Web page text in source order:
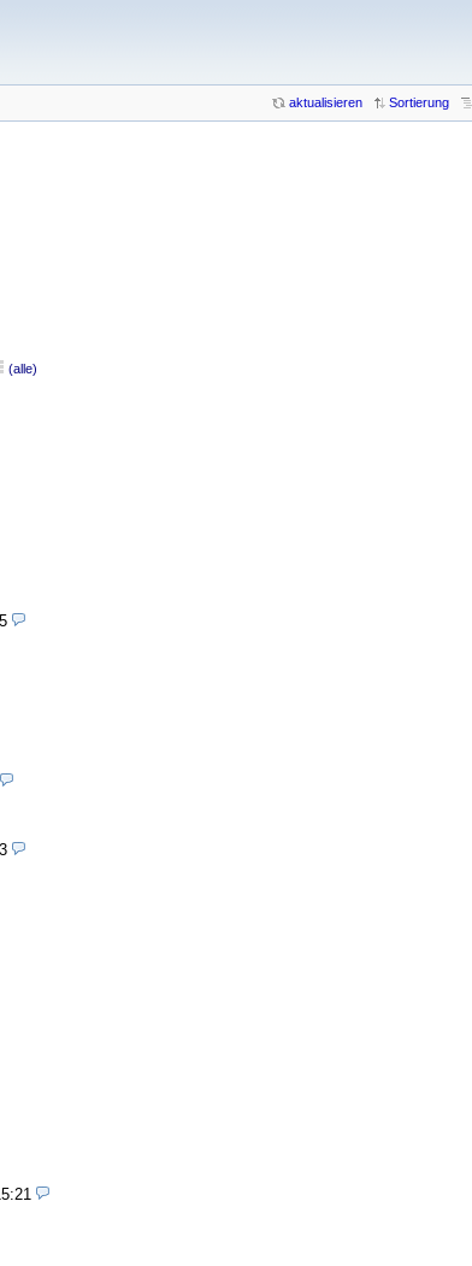
aktualisieren Sortierung
(alle)